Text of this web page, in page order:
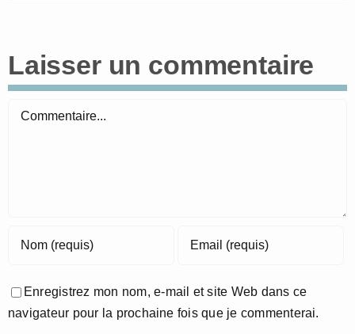
Laisser un commentaire
Commentaire
Enregistrez mon nom, e-mail et site Web dans ce
navigateur pour la prochaine fois que je commenterai.